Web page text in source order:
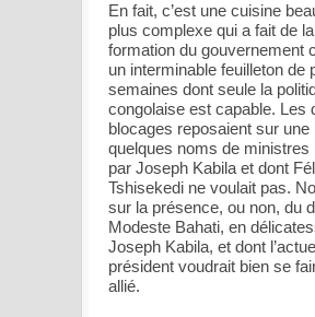
En fait, c’est une cuisine
plus complexe qui a fait de la
formation du gouvernement
un interminable feuilleton de
semaines dont seule la
congolaise est capable. Les
blocages reposaient sur une
quelques noms de ministres
par Joseph Kabila et dont
Tshisekedi ne voulait pas.
sur la présence, ou non, du
Modeste Bahati, en
Joseph Kabila, et dont
président voudrait bien se
allié.